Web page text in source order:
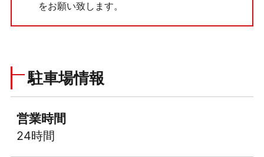
をお願い致します。
駐車場情報
営業時間
24時間